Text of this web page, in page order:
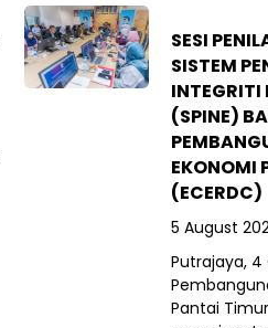
SESI
SISTEM
INTEGRITI
(SPINE)
EKONOMI
(ECERDC)
5 August
Putrajaya, 4
Pantai